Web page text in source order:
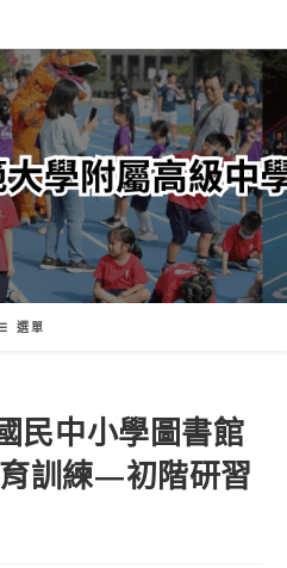
選單
民中小學圖書館
訓練—初階研習